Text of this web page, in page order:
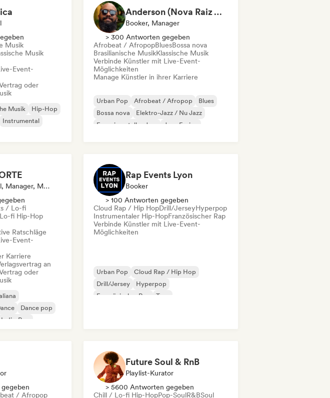
Musik
Musik
Event-
oder
Musik
Hip-Hop
Instrumental
Anderson (Nova Raiz Agência)
Booker, Manager
> 300 Antworten gegeben
Afrobeat / AfropopBluesBossa nova
Brasilianische MusikKlassische Musik
Verbinde Künstler mit Live-Event-
Möglichkeiten
Manage Künstler in ihrer Karriere
Urban Pop Afrobeat / Afropop
Blues
Bossa nova
Elektro-Jazz / Nu Jazz
Experimenteller Jazz
Jazz-Fusion
Booker, Label, Manager, Mentorin, Verlag
/ Lo-fi
fi Hip-Hop
Ratschläge
Event-
Karriere
an
oder
Dance pop
Indie-Pop
Rap Events Lyon
Booker
> 100 Antworten gegeben
Cloud Rap / Hip HopDrill/JerseyHyperpop
Instrumentaler Hip-HopFranzösischer Rap
Verbinde Künstler mit Live-Event-
Möglichkeiten
Urban Pop
Cloud Rap / Hip Hop
Drill/Jersey
Hyperpop
Französischer Rap
Trap
/ Afropop
Future Soul & RnB
Playlist-Kurator
> 5600 Antworten gegeben
Chill / Lo-fi Hip-HopPop-SoulR&BSoul